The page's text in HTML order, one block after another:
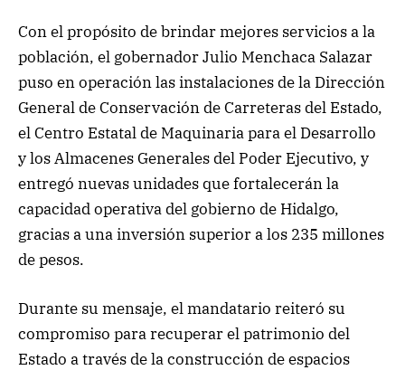
Con el propósito de brindar mejores servicios a la
población, el gobernador Julio Menchaca Salazar
puso en operación las instalaciones de la Dirección
General de Conservación de Carreteras del Estado,
el Centro Estatal de Maquinaria para el Desarrollo
y los Almacenes Generales del Poder Ejecutivo, y
entregó nuevas unidades que fortalecerán la
capacidad operativa del gobierno de Hidalgo,
gracias a una inversión superior a los 235 millones
de pesos.
Durante su mensaje, el mandatario reiteró su
compromiso para recuperar el patrimonio del
Estado a través de la construcción de espacios